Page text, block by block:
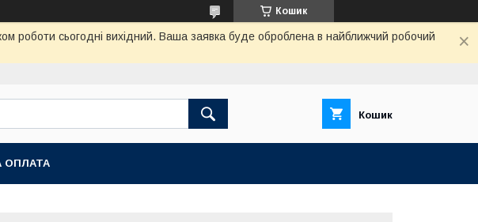
Кошик
роботи сьогодні вихідний. Ваша заявка буде оброблена в найближчий робочий
Кошик
ОПЛАТА